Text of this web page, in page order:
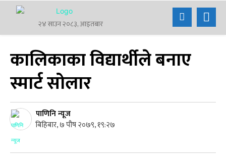
२४ साउन २०८३, आइतबार
कालिकाका विद्यार्थीले बनाए
स्मार्ट सोलार
पाणिनि न्यूज
बिहिबार, ७ पौष २०७९, १९:२७